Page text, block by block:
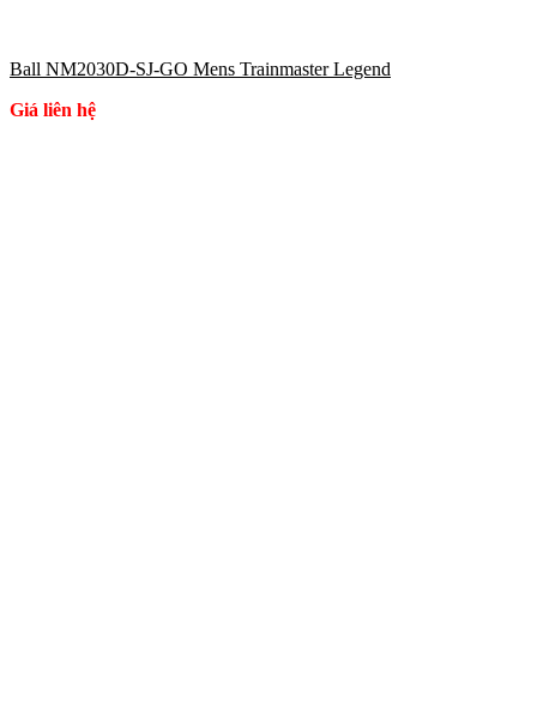
Ball NM2030D-SJ-GO Mens Trainmaster Legend
Giá liên hệ